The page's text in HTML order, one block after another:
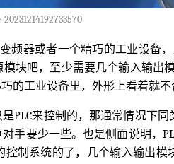
频器或者一个精巧的工业设备
块吧，至少需要几个输入输出
的工业设备里，外形上看着就不
PLC来控制的，那通常情况下
手要少一些。也是侧面说明，
制系统的了，几个输入输出模